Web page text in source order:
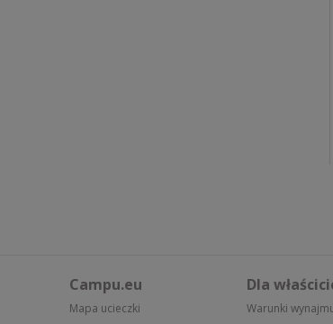
Campu.eu
Mapa ucieczki
Dla
Warunki